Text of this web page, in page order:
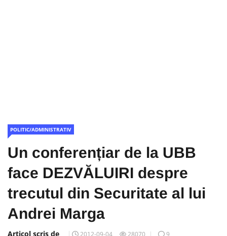
POLITIC/ADMINISTRATIV
Un conferențiar de la UBB
face DEZVĂLUIRI despre
trecutul din Securitate al lui
Andrei Marga
Articol scris de 2012-09-04 28070 9